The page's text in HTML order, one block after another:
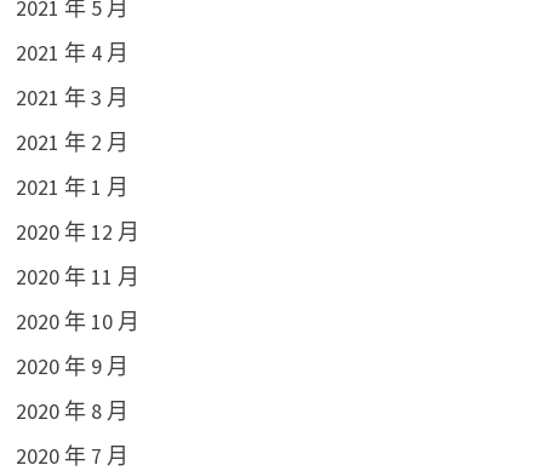
2021 年 5 月
2021 年 4 月
2021 年 3 月
2021 年 2 月
2021 年 1 月
2020 年 12 月
2020 年 11 月
2020 年 10 月
2020 年 9 月
2020 年 8 月
2020 年 7 月